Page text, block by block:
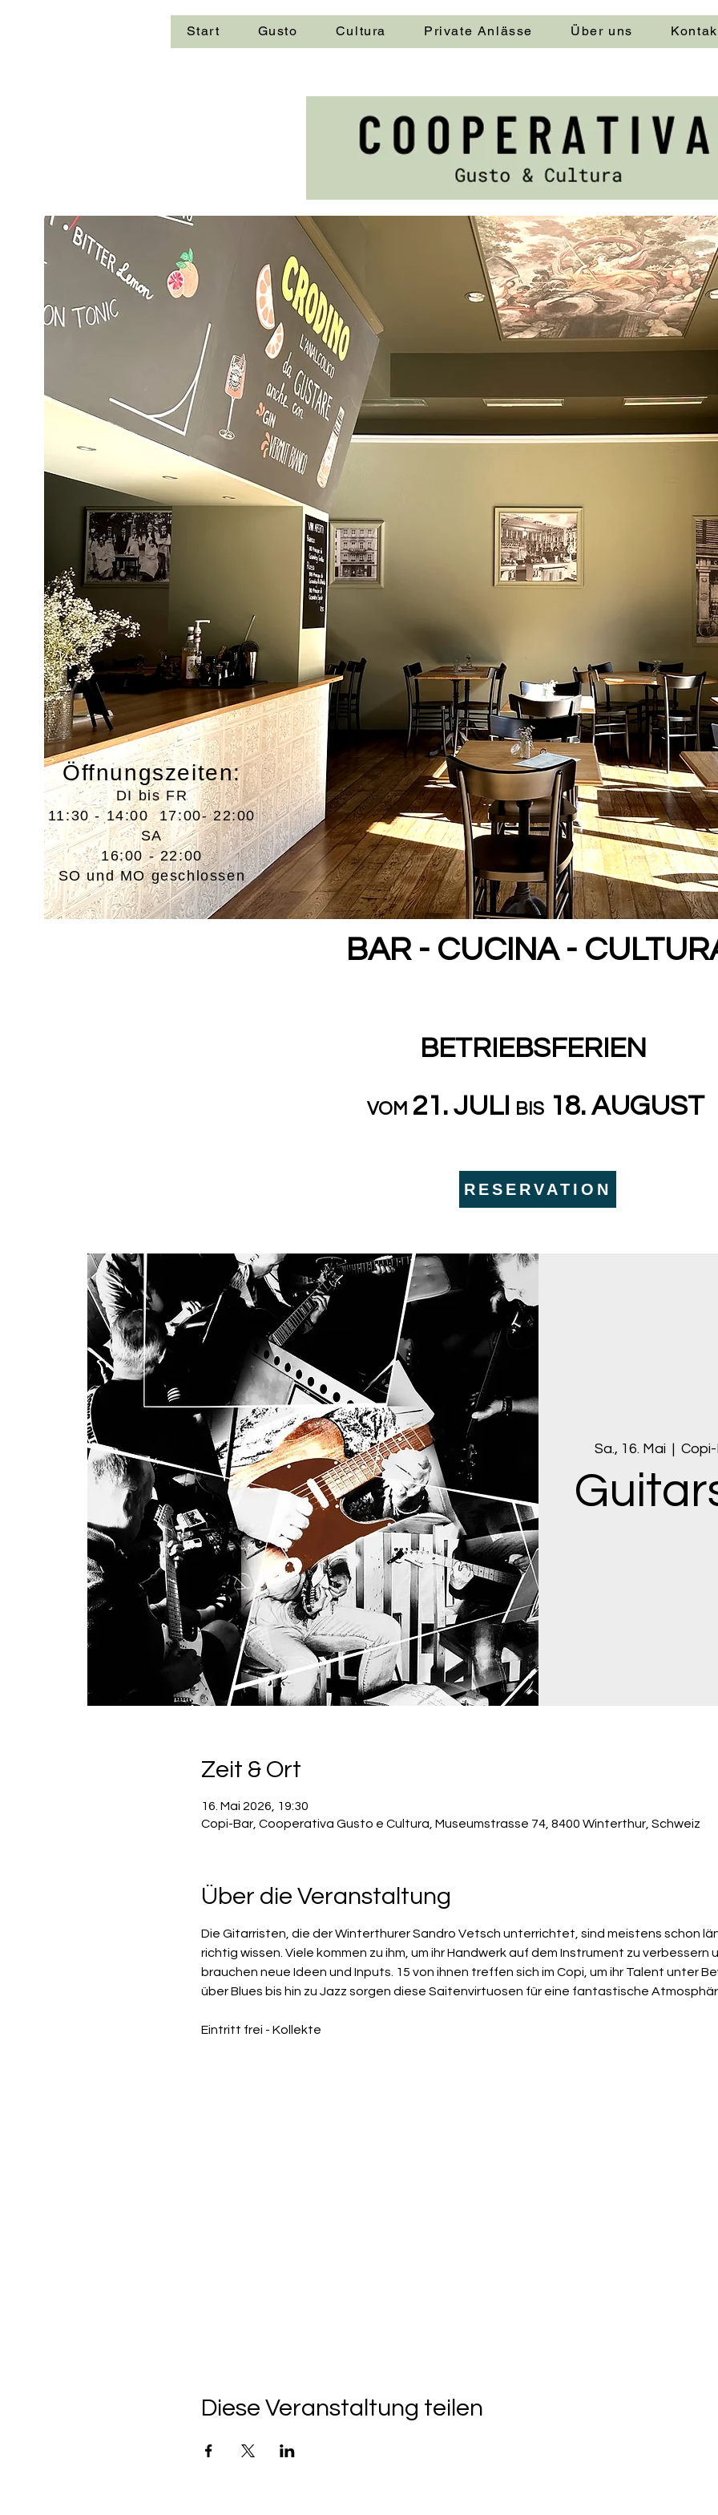
Start Gusto Cultura Private Anlässe Über uns
BAR - CUCINA -
Öffnungszeiten:
DI bis FR
11:30 - 14:00 17:00- 22:00
SA
16:00 - 22:00
SO und MO geschlossen
BETRIEBSFERIEN
VOM 21. JULI BIS 18. AUGUST
RESERVATION
Sa., 16. Mai
  |
Zeit & Ort
16. Mai 2026, 19:30
Copi-Bar, Cooperativa Gusto e Cultura, Museumstrasse 74, 8400 Winterthur, Schweiz
Über die Veranstaltung
Die Gitarristen, die der Winterthurer Sandro Vetsch unterrichtet, sind meistens schon
richtig wissen. Viele kommen zu ihm, um ihr Handwerk auf dem Instrument zu
brauchen neue Ideen und Inputs. 15 von ihnen treffen sich im Copi, um ihr Talent unter
über Blues bis hin zu Jazz sorgen diese Saitenvirtuosen für eine fantastische
Eintritt frei - Kollekte
Diese Veranstaltung teilen